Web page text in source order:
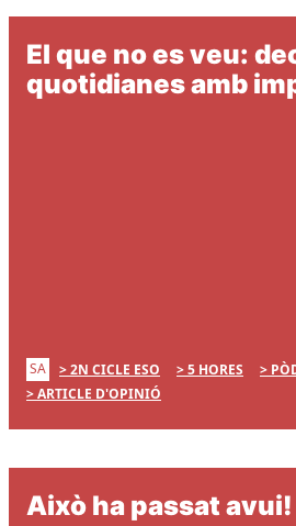
El que no es veu:
quotidianes amb
SA 2N CICLE ESO 5 HORES
ARTICLE D'OPINIÓ
Això ha passat avui!